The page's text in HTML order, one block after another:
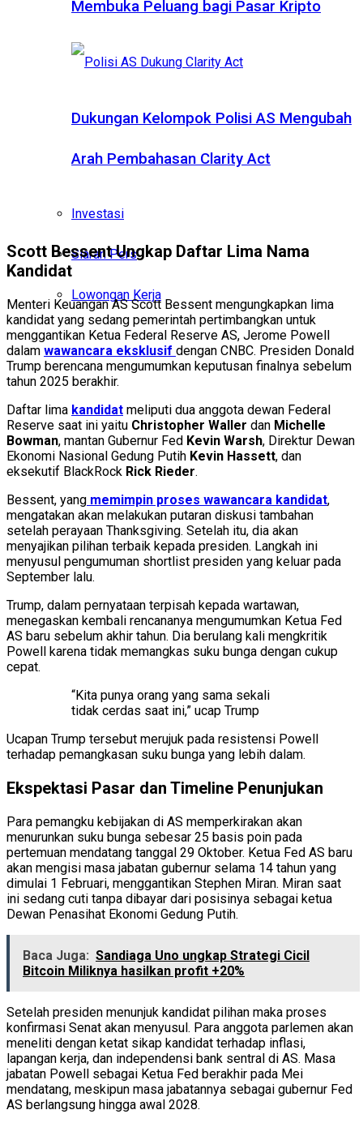
Membuka Peluang bagi Pasar Kripto
Dukungan Kelompok Polisi AS Mengubah
Arah Pembahasan Clarity Act
Investasi
Siaran Pers
Lowongan Kerja
Scott Bessent Ungkap Daftar Lima Nama
Kandidat
Menteri Keuangan AS Scott Bessent mengungkapkan lima
kandidat yang sedang pemerintah pertimbangkan untuk
menggantikan Ketua Federal Reserve AS, Jerome Powell
dalam wawancara eksklusif dengan CNBC. Presiden Donald
Trump berencana mengumumkan keputusan finalnya sebelum
tahun 2025 berakhir.
Daftar lima kandidat meliputi dua anggota dewan Federal
Reserve saat ini yaitu Christopher Waller dan Michelle
Bowman, mantan Gubernur Fed Kevin Warsh, Direktur Dewan
Ekonomi Nasional Gedung Putih Kevin Hassett, dan
eksekutif BlackRock Rick Rieder.
Bessent, yang memimpin proses wawancara kandidat,
mengatakan akan melakukan putaran diskusi tambahan
setelah perayaan Thanksgiving. Setelah itu, dia akan
menyajikan pilihan terbaik kepada presiden. Langkah ini
menyusul pengumuman shortlist presiden yang keluar pada
September lalu.
Trump, dalam pernyataan terpisah kepada wartawan,
menegaskan kembali rencananya mengumumkan Ketua Fed
AS baru sebelum akhir tahun. Dia berulang kali mengkritik
Powell karena tidak memangkas suku bunga dengan cukup
cepat.
“Kita punya orang yang sama sekali
tidak cerdas saat ini,” ucap Trump
Ucapan Trump tersebut merujuk pada resistensi Powell
terhadap pemangkasan suku bunga yang lebih dalam.
Ekspektasi Pasar dan Timeline Penunjukan
Para pemangku kebijakan di AS memperkirakan akan
menurunkan suku bunga sebesar 25 basis poin pada
pertemuan mendatang tanggal 29 Oktober. Ketua Fed AS baru
akan mengisi masa jabatan gubernur selama 14 tahun yang
dimulai 1 Februari, menggantikan Stephen Miran. Miran saat
ini sedang cuti tanpa dibayar dari posisinya sebagai ketua
Dewan Penasihat Ekonomi Gedung Putih.
Baca Juga: Sandiaga Uno ungkap Strategi Cicil
Bitcoin Miliknya hasilkan profit +20%
Setelah presiden menunjuk kandidat pilihan maka proses
konfirmasi Senat akan menyusul. Para anggota parlemen akan
meneliti dengan ketat sikap kandidat terhadap inflasi,
lapangan kerja, dan independensi bank sentral di AS. Masa
jabatan Powell sebagai Ketua Fed berakhir pada Mei
mendatang, meskipun masa jabatannya sebagai gubernur Fed
AS berlangsung hingga awal 2028.